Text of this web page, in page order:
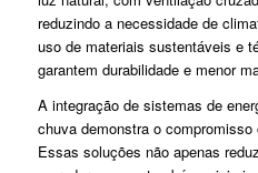
reduzindo a necessidade de
uso de materiais sustentáveis e
garantem durabilidade e menor
A integração de sistemas de
chuva demonstra o
Essas soluções não apenas